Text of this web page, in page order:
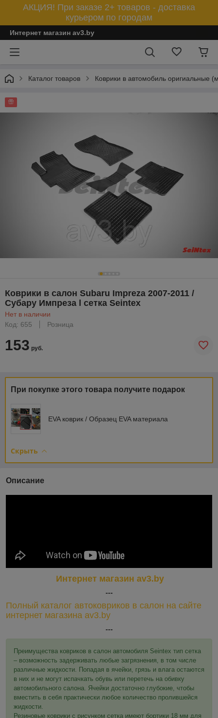
АКЦИЯ! При заказе 2+ товаров - доставка
курьером по городам
Интернет магазин av3.by
Каталог товаров Коврики в автомобиль оригиальные
Коврики в салон Subaru Impreza 2007-2011 /
Субару Импреза l сетка Seintex
Нет в наличии
Код: 655
Розница
153 руб.
При покупке этого товара получите подарок
EVA коврик / Образец EVA материала
Скрыть
Описание
Интернет магазин av3.by
---
Полный каталог автоковриков в салон на сайте
интернет магазина av3.by
---
Преимущества ковриков в салон автомобиля Seintex тип сетка
– возможность задерживать любые загрязнения, в том числе
различные жидкости. Попадая в ячейки, грязь и влага остаются
в них и не могут испачкать обувь или перетечь на обивку
автомобильного салона. Ячейки достаточно глубокие, чтобы
вместить в себя практически любое количество пролившейся
жидкости.
Резиновые коврики с рисунком сетка имеют бортики 18 мм для